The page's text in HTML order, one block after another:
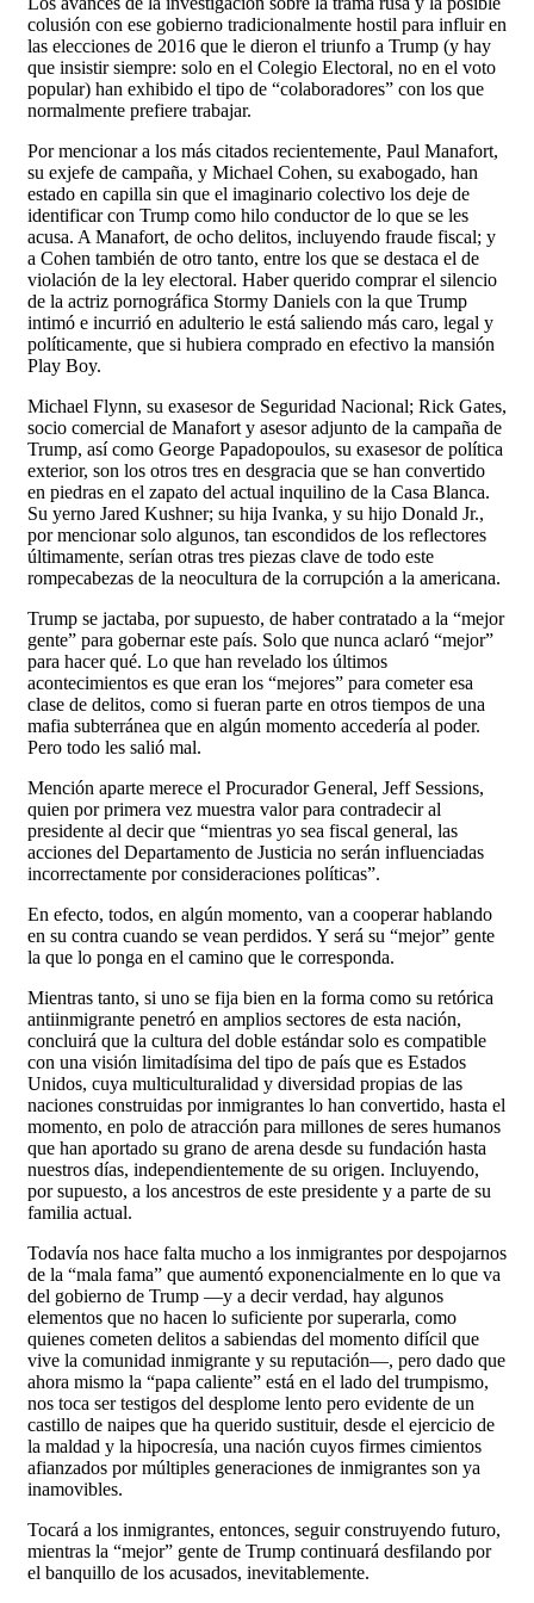
colusión con ese gobierno tradicionalmente hostil para influir en
las elecciones de 2016 que le dieron el triunfo a Trump (y hay
que insistir siempre: solo en el Colegio Electoral, no en el voto
popular) han exhibido el tipo de “colaboradores” con los que
normalmente prefiere trabajar.
Por mencionar a los más citados recientemente, Paul Manafort,
su exjefe de campaña, y Michael Cohen, su exabogado, han
estado en capilla sin que el imaginario colectivo los deje de
identificar con Trump como hilo conductor de lo que se les
acusa. A Manafort, de ocho delitos, incluyendo fraude fiscal; y
a Cohen también de otro tanto, entre los que se destaca el de
violación de la ley electoral. Haber querido comprar el silencio
de la actriz pornográfica Stormy Daniels con la que Trump
intimó e incurrió en adulterio le está saliendo más caro, legal y
políticamente, que si hubiera comprado en efectivo la mansión
Play Boy.
Michael Flynn, su exasesor de Seguridad Nacional; Rick Gates,
socio comercial de Manafort y asesor adjunto de la campaña de
Trump, así como George Papadopoulos, su exasesor de política
exterior, son los otros tres en desgracia que se han convertido
en piedras en el zapato del actual inquilino de la Casa Blanca.
Su yerno Jared Kushner; su hija Ivanka, y su hijo Donald Jr.,
por mencionar solo algunos, tan escondidos de los reflectores
últimamente, serían otras tres piezas clave de todo este
rompecabezas de la neocultura de la corrupción a la americana.
Trump se jactaba, por supuesto, de haber contratado a la “mejor
gente” para gobernar este país. Solo que nunca aclaró “mejor”
para hacer qué. Lo que han revelado los últimos
acontecimientos es que eran los “mejores” para cometer esa
clase de delitos, como si fueran parte en otros tiempos de una
mafia subterránea que en algún momento accedería al poder.
Pero todo les salió mal.
Mención aparte merece el Procurador General, Jeff Sessions,
quien por primera vez muestra valor para contradecir al
presidente al decir que “mientras yo sea fiscal general, las
acciones del Departamento de Justicia no serán influenciadas
incorrectamente por consideraciones políticas”.
En efecto, todos, en algún momento, van a cooperar hablando
en su contra cuando se vean perdidos. Y será su “mejor” gente
la que lo ponga en el camino que le corresponda.
Mientras tanto, si uno se fija bien en la forma como su retórica
antiinmigrante penetró en amplios sectores de esta nación,
concluirá que la cultura del doble estándar solo es compatible
con una visión limitadísima del tipo de país que es Estados
Unidos, cuya multiculturalidad y diversidad propias de las
naciones construidas por inmigrantes lo han convertido, hasta el
momento, en polo de atracción para millones de seres humanos
que han aportado su grano de arena desde su fundación hasta
nuestros días, independientemente de su origen. Incluyendo,
por supuesto, a los ancestros de este presidente y a parte de su
familia actual.
Todavía nos hace falta mucho a los inmigrantes por despojarnos
de la “mala fama” que aumentó exponencialmente en lo que va
del gobierno de Trump —y a decir verdad, hay algunos
elementos que no hacen lo suficiente por superarla, como
quienes cometen delitos a sabiendas del momento difícil que
vive la comunidad inmigrante y su reputación—, pero dado que
ahora mismo la “papa caliente” está en el lado del trumpismo,
nos toca ser testigos del desplome lento pero evidente de un
castillo de naipes que ha querido sustituir, desde el ejercicio de
la maldad y la hipocresía, una nación cuyos firmes cimientos
afianzados por múltiples generaciones de inmigrantes son ya
inamovibles.
Tocará a los inmigrantes, entonces, seguir construyendo futuro,
mientras la “mejor” gente de Trump continuará desfilando por
el banquillo de los acusados, inevitablemente.